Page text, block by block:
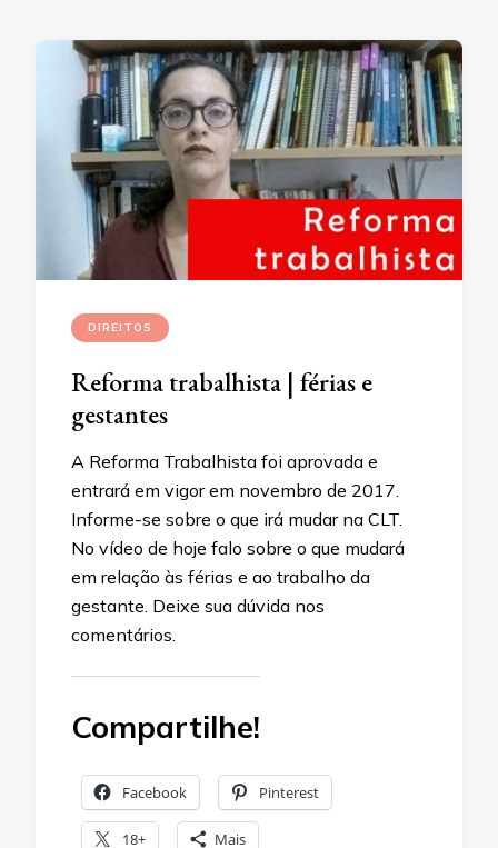
DIREITOS
Reforma trabalhista | férias e
gestantes
A Reforma Trabalhista foi aprovada e
entrará em vigor em novembro de 2017.
Informe-se sobre o que irá mudar na CLT.
No vídeo de hoje falo sobre o que mudará
em relação às férias e ao trabalho da
gestante. Deixe sua dúvida nos
comentários.
Compartilhe!
Facebook Pinterest
18+ Mais